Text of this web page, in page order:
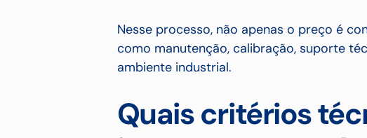
Nesse processo, não apenas o preço é
como manutenção, calibração, suporte
ambiente industrial.
Quais critérios